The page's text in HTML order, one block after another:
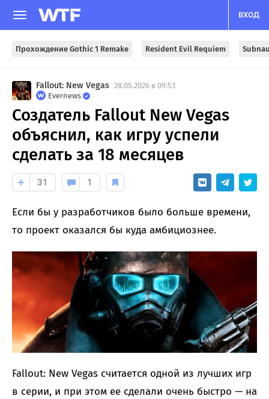
ВХОД
Прохождение Gothic 1 Remake Resident Evil Requiem
Fallout: New Vegas 28.05.2026 в 09:53
Evernews
Создатель Fallout New Vegas
объяснил, как игру успели
сделать за 18 месяцев
31 1
Если бы у разработчиков было больше времени,
то проект оказался бы куда амбициознее.
Fallout: New Vegas считается одной из лучших игр
в серии, и при этом ее сделали очень быстро — на